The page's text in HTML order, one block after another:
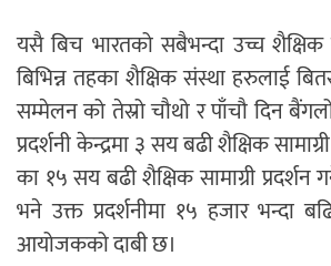
यसै बिच भारतको सबैभन्दा उच्च शैक्षिक
बिभिन्न तहका शैक्षिक संस्था हरुलाई
सम्मेलन को तेस्रो चौथो र पाँचौ दिन
प्रदर्शनी केन्द्रमा ३ सय बढी शैक्षिक
का १५ सय बढी शैक्षिक सामाग्री प्रदर्शन
भने उक्त प्रदर्शनीमा १५ हजार भन्दा
आयोजकको दाबी छ।